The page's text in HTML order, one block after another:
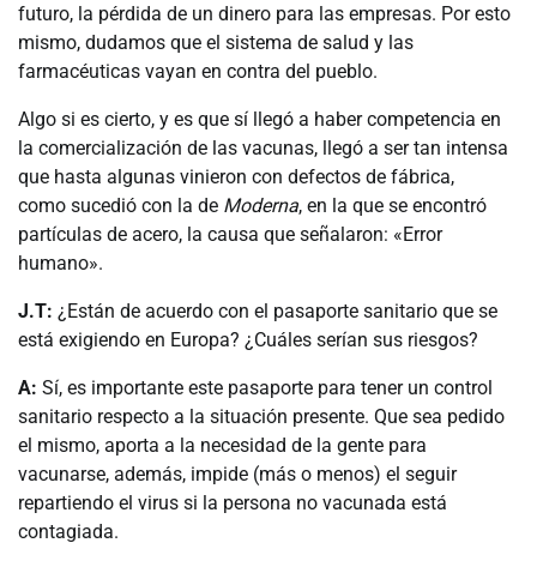
futuro, la pérdida de un dinero para las empresas. Por esto
mismo, dudamos que el sistema de salud y las
farmacéuticas vayan en contra del pueblo.
Algo si es cierto, y es que sí llegó a haber competencia en
la comercialización de las vacunas, llegó a ser tan intensa
que hasta algunas vinieron con defectos de fábrica,
como sucedió con la de Moderna, en la que se encontró
partículas de acero, la causa que señalaron: «Error
humano».
J.T: ¿Están de acuerdo con el pasaporte sanitario que se
está exigiendo en Europa? ¿Cuáles serían sus riesgos?
A: Sí, es importante este pasaporte para tener un control
sanitario respecto a la situación presente. Que sea pedido
el mismo, aporta a la necesidad de la gente para
vacunarse, además, impide (más o menos) el seguir
repartiendo el virus si la persona no vacunada está
contagiada.